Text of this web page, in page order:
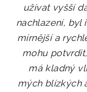
užívat vyšší
nachlazení, byl
mírnější a
mohu
má kladný
mých blízkých